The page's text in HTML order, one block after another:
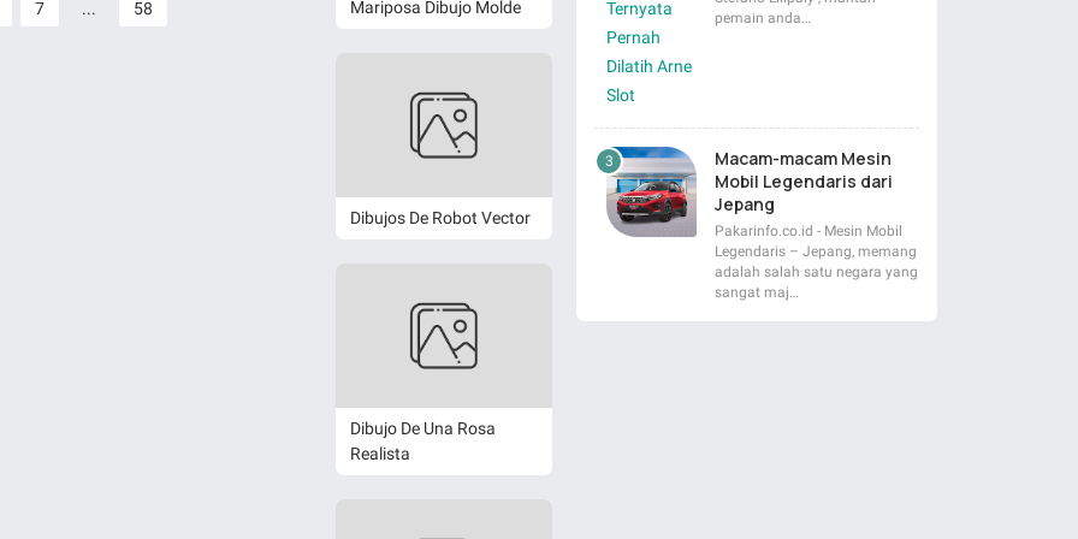
7 ... 58 Mariposa Dibujo Molde
Dibujos De Robot Vector
Dibujo De Una Rosa
Realista
pemain anda…
Macam-macam Mesin
Mobil Legendaris dari
Jepang
Pakarinfo.co.id - Mesin Mobil
Legendaris – Jepang, memang
adalah salah satu negara yang
sangat maj…